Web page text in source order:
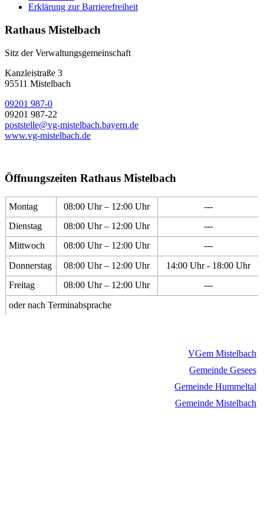
Erklärung zur Barrierefreiheit
Rathaus Mistelbach
Sitz der Verwaltungsgemeinschaft
Kanzleistraße 3
95511 Mistelbach
09201 987-0
09201 987-22
poststelle@vg-mistelbach.bayern.de
www.vg-mistelbach.de
Öffnungszeiten Rathaus Mistelbach
Montag 08:00 Uhr – 12:00 Uhr
---
Dienstag
08:00 Uhr – 12:00 Uhr
---
Mittwoch
08:00 Uhr – 12:00 Uhr
---
Donnerstag
08:00 Uhr – 12:00 Uhr
14:00 Uhr - 18:00 Uhr
Freitag
08:00 Uhr – 12:00 Uhr
---
oder nach Terminabsprache
VGem Mistelbach
Gemeinde Gesees
Gemeinde Hummeltal
Gemeinde Mistelbach